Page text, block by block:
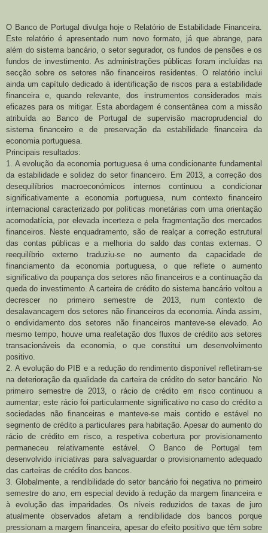
O Banco de Portugal divulga hoje o Relatório de Estabilidade Financeira.
Este relatório é apresentado num novo formato, já que abrange, para
além do sistema bancário, o setor segurador, os fundos de pensões e os
fundos de investimento. As administrações públicas foram incluídas na
secção sobre os setores não financeiros residentes. O relatório inclui
ainda um capítulo dedicado à identificação de riscos para a estabilidade
financeira e, quando relevante, dos instrumentos considerados mais
eficazes para os mitigar. Esta abordagem é consentânea com a missão
atribuída ao Banco de Portugal de supervisão macroprudencial do
sistema financeiro e de preservação da estabilidade financeira da
economia portuguesa.
Principais resultados:
1. A evolução da economia portuguesa é uma condicionante fundamental
da estabilidade e solidez do setor financeiro. Em 2013, a correção dos
desequilíbrios macroeconómicos internos continuou a condicionar
significativamente a economia portuguesa, num contexto financeiro
internacional caracterizado por políticas monetárias com uma orientação
acomodatícia, por elevada incerteza e pela fragmentação dos mercados
financeiros. Neste enquadramento, são de realçar a correção estrutural
das contas públicas e a melhoria do saldo das contas externas. O
reequilíbrio externo traduziu-se no aumento da capacidade de
financiamento da economia portuguesa, o que reflete o aumento
significativo da poupança dos setores não financeiros e a continuação da
queda do investimento. A carteira de crédito do sistema bancário voltou a
decrescer no primeiro semestre de 2013, num contexto de
desalavancagem dos setores não financeiros da economia. Ainda assim,
o endividamento dos setores não financeiros manteve-se elevado. Ao
mesmo tempo, houve uma reafetação dos fluxos de crédito aos setores
transacionáveis da economia, o que constitui um desenvolvimento
positivo.
2. A evolução do PIB e a redução do rendimento disponível refletiram-se
na deterioração da qualidade da carteira de crédito do setor bancário. No
primeiro semestre de 2013, o rácio de crédito em risco continuou a
aumentar; este rácio foi particularmente significativo no caso do crédito a
sociedades não financeiras e manteve-se mais contido e estável no
segmento de crédito a particulares para habitação. Apesar do aumento do
rácio de crédito em risco, a respetiva cobertura por provisionamento
permaneceu relativamente estável. O Banco de Portugal tem
desenvolvido iniciativas para salvaguardar o provisionamento adequado
das carteiras de crédito dos bancos.
3. Globalmente, a rendibilidade do setor bancário foi negativa no primeiro
semestre do ano, em especial devido à redução da margem financeira e
à evolução das imparidades. Os níveis reduzidos de taxas de juro
atualmente observados afetam a rendibilidade dos bancos porque
pressionam a margem financeira, apesar do efeito positivo que têm sobre